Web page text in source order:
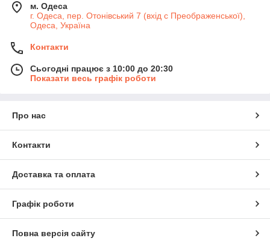
м. Одеса
г. Одеса, пер. Отонівський 7 (вхід с Преображенської),
Одеса, Україна
Контакти
Сьогодні працює з 10:00 до 20:30
Показати весь графік роботи
Про нас
Контакти
Доставка та оплата
Графік роботи
Повна версія сайту